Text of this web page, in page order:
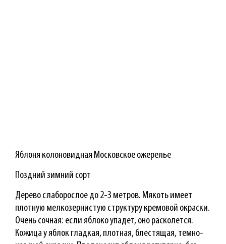
Яблоня колоновидная Московское ожерелье
Поздний зимний сорт
Дерево слаборослое до 2-3 метров. Мякоть имеет
плотную мелкозернистую структуру кремовой окраски.
Очень сочная: если яблоко упадет, оно расколется.
Кожица у яблок гладкая, плотная, блестящая, темно-